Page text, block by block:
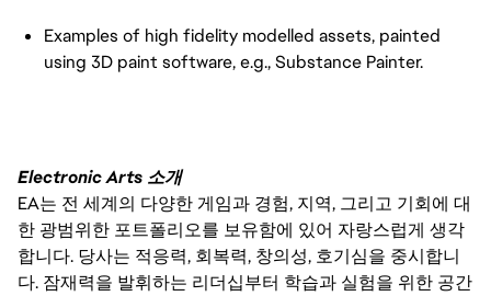
Examples of high fidelity modelled assets, painted
using 3D paint software, e.g., Substance Painter.
Electronic Arts 소개
EA는 전 세계의 다양한 게임과 경험, 지역, 그리고 기회에 대
한 광범위한 포트폴리오를 보유함에 있어 자랑스럽게 생각
합니다. 당사는 적응력, 회복력, 창의성, 호기심을 중시합니
다. 잠재력을 발휘하는 리더십부터 학습과 실험을 위한 공간